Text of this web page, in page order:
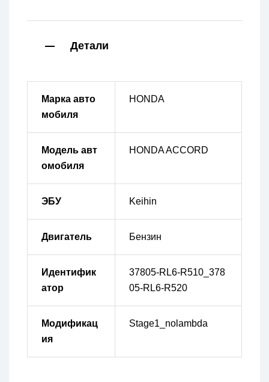
Детали
Марка авто
мобиля
HONDA
Модель авт
омобиля
HONDA ACCORD
ЭБУ Keihin
Двигатель Бензин
Идентифик
атор
37805-RL6-R510_378
05-RL6-R520
Модификац
ия
Stage1_nolambda